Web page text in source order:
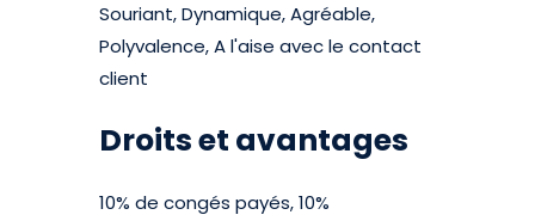
Souriant, Dynamique, Agréable,
Polyvalence, A l'aise avec le contact
client
Droits et avantages
10% de congés payés, 10%